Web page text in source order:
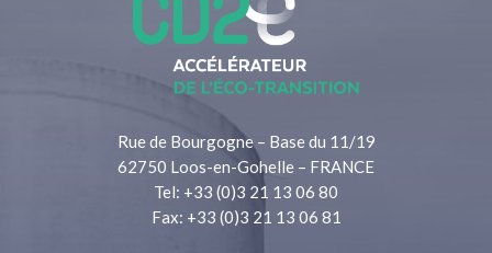
Rue de Bourgogne – Base du 11/19
62750 Loos-en-Gohelle – FRANCE
Tel: +33 (0)3 21 13 06 80
Fax: +33 (0)3 21 13 06 81